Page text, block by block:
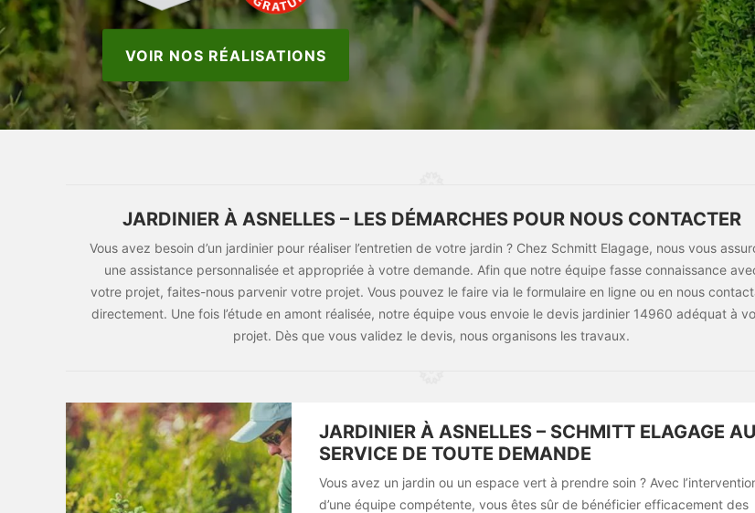
VOIR NOS RÉALISATIONS
JARDINIER À ASNELLES – LES DÉMARCHES POUR NOUS CONTACTER
Vous avez besoin d’un jardinier pour réaliser l’entretien de votre jardin ? Chez Schmitt Elagage, nous vous
une assistance personnalisée et appropriée à votre demande. Afin que notre équipe fasse connaissance
votre projet, faites-nous parvenir votre projet. Vous pouvez le faire via le formulaire en ligne ou en nous
directement. Une fois l’étude en amont réalisée, notre équipe vous envoie le devis jardinier 14960 adéquat à
projet. Dès que vous validez le devis, nous organisons les travaux.
JARDINIER À ASNELLES – SCHMITT ELAGAGE AU
SERVICE DE TOUTE DEMANDE
Vous avez un jardin ou un espace vert à prendre soin ? Avec
d’une équipe compétente, vous êtes sûr de bénéficier efficacement des